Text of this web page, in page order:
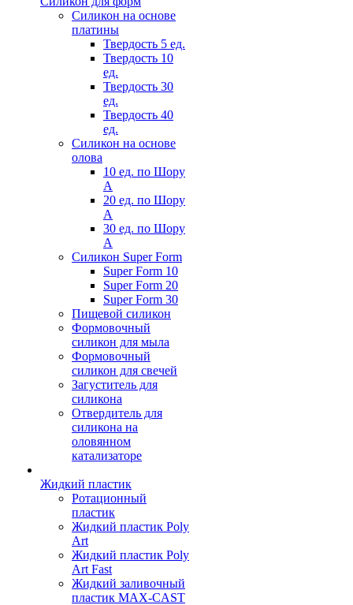
Силикон на основе
платины
Твердость 5 ед.
Твердость 10
ед.
Твердость 30
ед.
Твердость 40
ед.
Силикон на основе
олова
10 ед. по Шору
А
20 ед. по Шору
А
30 ед. по Шору
А
Силикон Super Form
Super Form 10
Super Form 20
Super Form 30
Пищевой силикон
Формовочный
силикон для мыла
Формовочный
силикон для свечей
Загуститель для
силикона
Отвердитель для
силикона на
оловянном
катализаторе
Жидкий пластик
Ротационный
пластик
Жидкий пластик Poly
Art
Жидкий пластик Poly
Art Fast
Жидкий заливочный
пластик MAX-CAST